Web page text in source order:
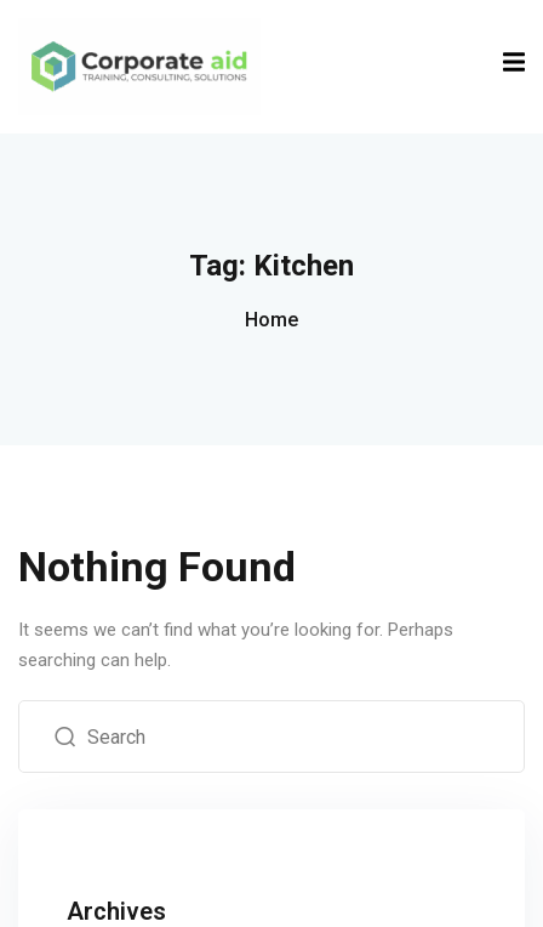
Tag: Kitchen
Home
Nothing Found
It seems we can’t find what you’re looking for. Perhaps
searching can help.
Archives
Sign in